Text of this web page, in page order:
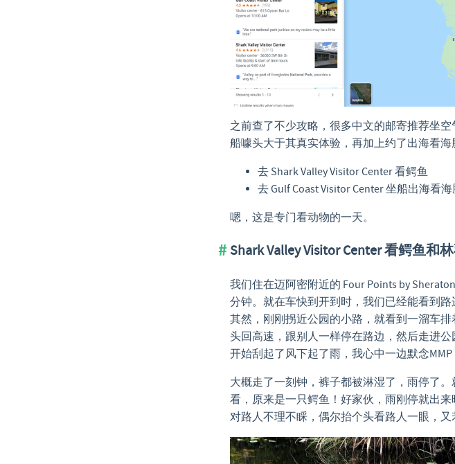
之前查了不少攻略，很多中文的邮寄推荐坐
船噱头大于其真实体验，再加上约了出海看
去 Shark Valley Visitor Center 看鳄鱼
去 Gulf Coast Visitor Center 坐船出海看海
嗯，这是专门看动物的一天。
Shark Valley Visitor Center 看鳄鱼和
我们住在迈阿密附近的 Four Points by
分钟。就在车快到开到时，我们已经能看到
其然，刚刚拐近公园的小路，就看到一溜车
头回高速，跟别人一样停在路边，然后走进
开始刮起了风下起了雨，我心中一边默念MMP
大概走了一刻钟，裤子都被淋湿了，雨停了
看，原来是一只鳄鱼！好家伙，雨刚停就出
对路人不理不睬，偶尔抬个头看路人一眼，又